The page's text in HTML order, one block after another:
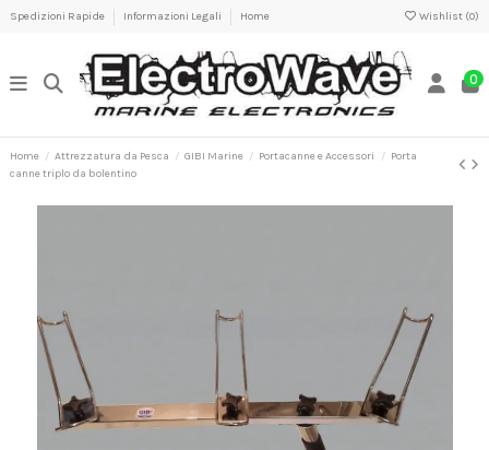
Spedizioni Rapide Informazioni Legali Home Wishlist (0)
0
Home Attrezzatura da Pesca GIBI Marine Portacanne e Accessori
Porta
canne triplo da bolentino